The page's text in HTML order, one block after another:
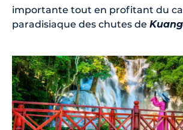
importante tout en profitant du
paradisiaque des chutes de